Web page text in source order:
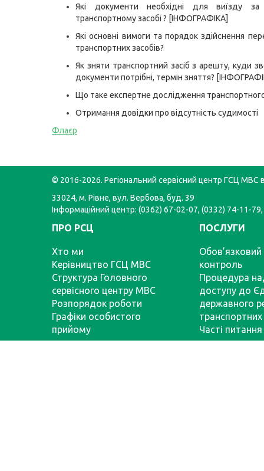
Які документи необхідні для виїзду
транспортному засобі ? [ІНФОГРАФІКА]
Які основні вимоги та порядок здійснення
транспортних засобів?
Як зняти транспортний засіб з арешту, куди
документи потрібні, термін зняття?
Що таке експертне дослідження
Отримання довідки про відсутність судимості
Флаєр
© 2016-2026. Регіональний сервісний центр ГСЦ МВС
33024, м. Рівне, вул. Вербова, буд. 39
Інформаційний центр: (0362) 67-02-07, (0332) 74-11-
ПРО РСЦ
Хто ми
Керівництво ГСЦ МВС
Структура Головного
сервісного центру МВС
Розпорядок роботи
Графіки особистого
прийому
ПОСЛУГИ
Обов’язковий
контроль
Процедура
доступу до
державного
транспортних
Часті питання